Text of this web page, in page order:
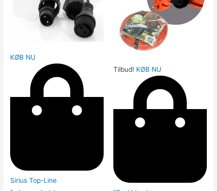
KØB NU
Sirius Top-Line
Tilbud! KØB NU